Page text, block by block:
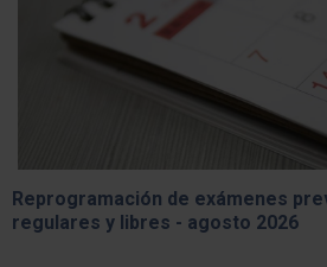
Reprogramación de exámenes
regulares y libres - agosto 2026